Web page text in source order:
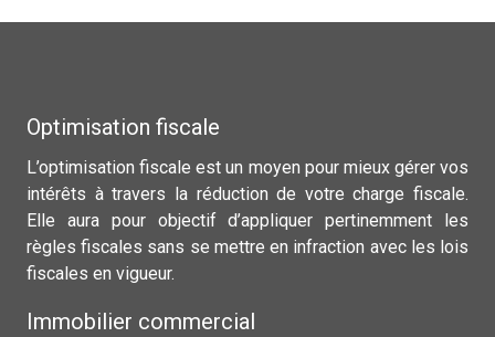
Optimisation fiscale
L’optimisation fiscale est un moyen pour mieux gérer vos
intérêts à travers la réduction de votre charge fiscale.
Elle aura pour objectif d’appliquer pertinemment les
règles fiscales sans se mettre en infraction avec les lois
fiscales en vigueur.
Immobilier commercial